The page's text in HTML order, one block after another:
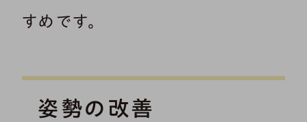
すめです。
姿勢の改善